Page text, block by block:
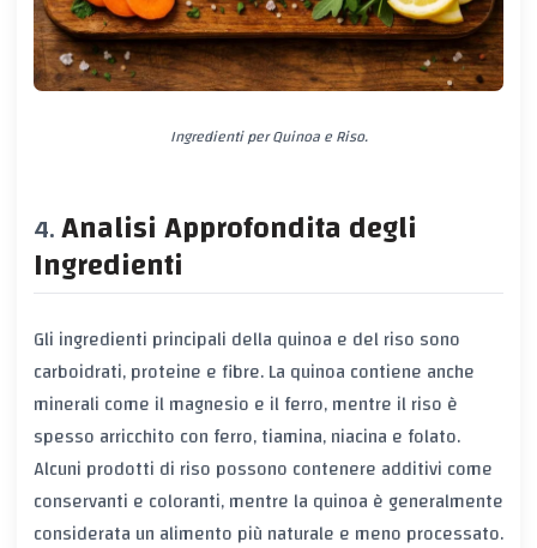
Ingredienti per Quinoa e Riso.
Analisi Approfondita degli
Ingredienti
Gli ingredienti principali della quinoa e del riso sono
carboidrati, proteine e fibre. La quinoa contiene anche
minerali come il magnesio e il ferro, mentre il riso è
spesso arricchito con ferro, tiamina, niacina e folato.
Alcuni prodotti di riso possono contenere additivi come
conservanti e coloranti, mentre la quinoa è generalmente
considerata un alimento più naturale e meno processato.